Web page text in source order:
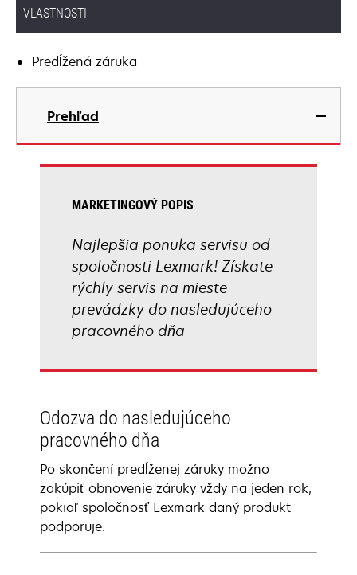
VLASTNOSTI
Predĺžená záruka
Prehľad
MARKETINGOVÝ POPIS
Najlepšia ponuka servisu od
spoločnosti Lexmark! Získate
rýchly servis na mieste
prevádzky do nasledujúceho
pracovného dňa
Odozva do nasledujúceho
pracovného dňa
Po skončení predĺženej záruky možno
zakúpiť obnovenie záruky vždy na jeden rok,
pokiaľ spoločnosť Lexmark daný produkt
podporuje.